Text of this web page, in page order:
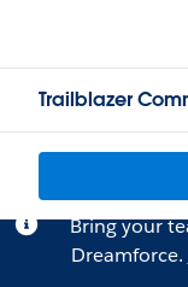
Trailblazer
Bring your
Dreamforce.